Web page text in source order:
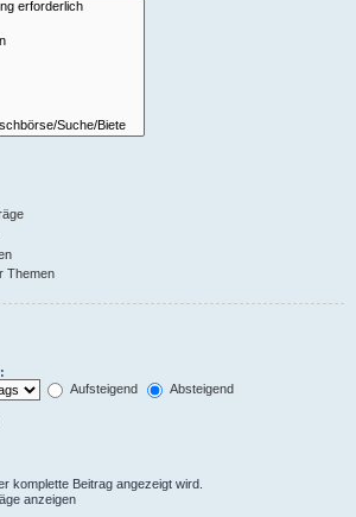
Themen
Aufsteigend
Absteigend
komplette Beitrag angezeigt wird.
anzeigen